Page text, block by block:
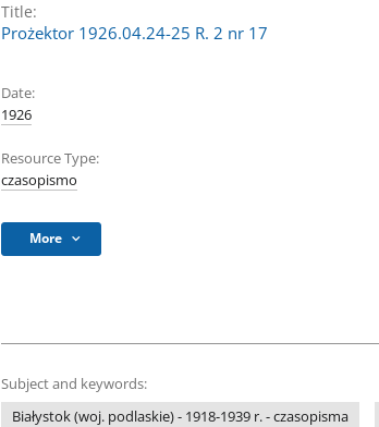
Title:
Prożektor 1926.04.24-25 R. 2 nr 17
Date:
1926
Resource Type:
czasopismo
More
Subject and keywords:
Białystok (woj. podlaskie) - 1918-1939 r. - czasopisma